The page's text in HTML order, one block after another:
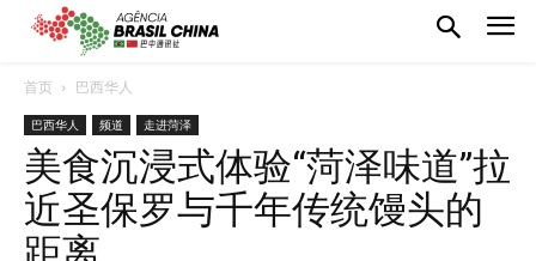
首页 巴西华人
巴西华人 频道 走进菏泽
美食沉浸式体验“菏泽味道”拉
近圣保罗与千年传统馒头的